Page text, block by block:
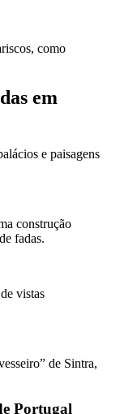
como
em
e paisagens
construção
fadas.
vistas
de Sintra,
Portugal